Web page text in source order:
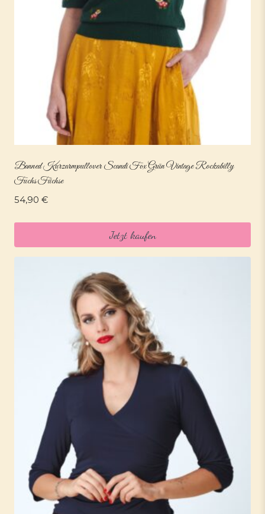
Banned Kurzarmpullover Scandi Fox Grün Vintage Rockabilly
Fuchs Füchse
54,90 €
Jetzt kaufen